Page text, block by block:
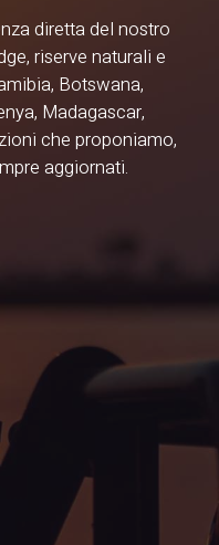
diretta del nostro
riserve naturali e
Botswana,
Madagascar,
che proponiamo,
aggiornati.